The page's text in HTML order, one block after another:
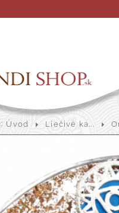
Drevené Sošky
a
Úvod Liečivé ka...